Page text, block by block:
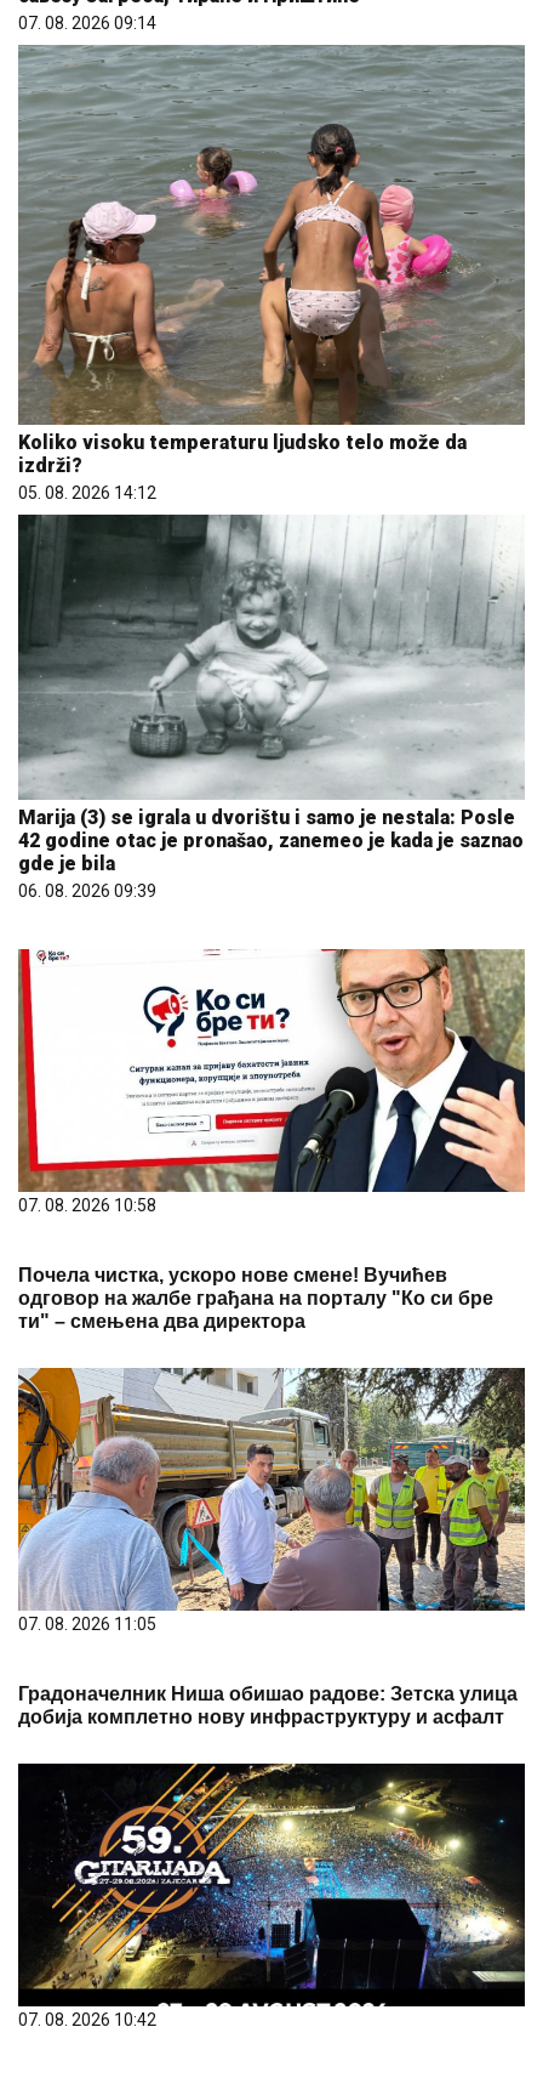
07. 08. 2026 09:14
Koliko visoku temperaturu ljudsko telo može da
izdrži?
05. 08. 2026 14:12
Marija (3) se igrala u dvorištu i samo je nestala: Posle
42 godine otac je pronašao, zanemeo je kada je saznao
gde je bila
06. 08. 2026 09:39
07. 08. 2026 10:58
Почела чистка, ускоро нове смене! Вучићев
одговор на жалбе грађана на порталу "Ко си бре
ти" – смењена два директора
07. 08. 2026 11:05
Градоначелник Ниша обишао радове: Зетска улица
добија комплетно нову инфраструктуру и асфалт
07. 08. 2026 10:42